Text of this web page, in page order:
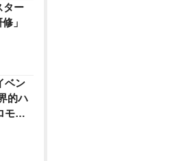
ター
」
ベン
的ハ
モー